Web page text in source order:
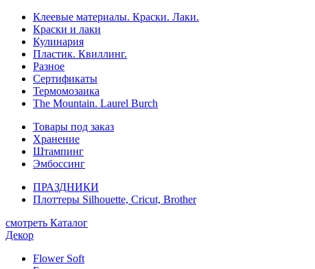
Клеевые материалы. Краски. Лаки.
Краски и лаки
Кулинария
Пластик. Квиллинг.
Разное
Сертификаты
Термомозаика
The Mountain. Laurel Burch
Товары под заказ
Хранение
Штампинг
Эмбоссинг
ПРАЗДНИКИ
Плоттеры Silhouette, Cricut, Brother
смотреть Каталог
Декор
Flower Soft